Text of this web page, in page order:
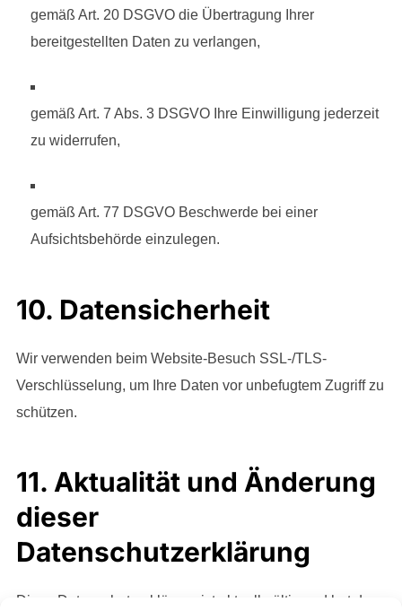
gemäß Art. 20 DSGVO die Übertragung Ihrer
bereitgestellten Daten zu verlangen,
gemäß Art. 7 Abs. 3 DSGVO Ihre Einwilligung jederzeit
zu widerrufen,
gemäß Art. 77 DSGVO Beschwerde bei einer
Aufsichtsbehörde einzulegen.
10. Datensicherheit
Wir verwenden beim Website-Besuch SSL-/TLS-
Verschlüsselung, um Ihre Daten vor unbefugtem Zugriff zu
schützen.
11. Aktualität und Änderung
dieser
Datenschutzerklärung
Diese Datenschutzerklärung ist aktuell gültig und hat den